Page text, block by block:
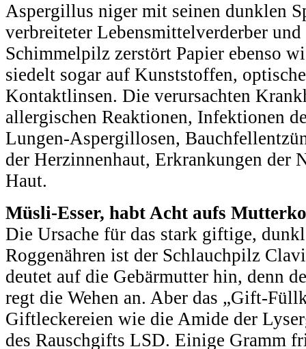
Aspergillus niger mit seinen dunklen
verbreiteter Lebensmittelverderber
Schimmelpilz zerstört Papier ebenso
siedelt sogar auf Kunststoffen,
Kontaktlinsen. Die verursachten
allergischen Reaktionen, Infektionen
Lungen-Aspergillosen,
der Herzinnenhaut, Erkrankungen der
Haut.
Müsli-Esser, habt Acht aufs
Die Ursache für das stark giftige,
Roggenähren ist der Schlauchpilz
deutet auf die Gebärmutter hin, denn
regt die Wehen an. Aber das „Gift-
Giftleckereien wie die Amide der
des Rauschgifts LSD. Einige Gramm